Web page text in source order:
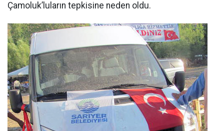
Çamoluk’luların tepkisine neden oldu.